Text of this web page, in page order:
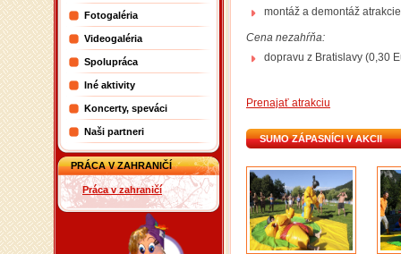
montáž a demontáž atrakcie
Cena nezahŕňa:
dopravu z Bratislavy (0,30
Prenajať atrakciu
SUMO ZÁPASNÍCI V AKCII
Fotogaléria
Videogaléria
Spolupráca
Iné aktivity
Koncerty, speváci
Naši partneri
PRÁCA V ZAHRANIČÍ
Práca v zahraničí